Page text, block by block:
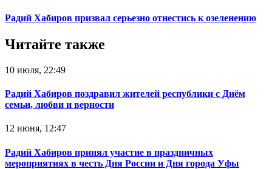
Радий Хабиров призвал серьезно отнестись к озеленению
Читайте также
10 июля, 22:49
Радий Хабиров поздравил жителей республики с Днём
семьи, любви и верности
12 июня, 12:47
Радий Хабиров принял участие в праздничных
мероприятиях в честь Дня России и Дня города Уфы